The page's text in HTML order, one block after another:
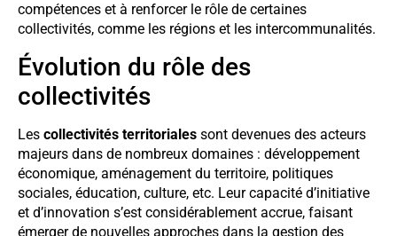
compétences et à renforcer le rôle de certaines
collectivités, comme les régions et les intercommunalités.
Évolution du rôle des
collectivités
Les collectivités territoriales sont devenues des acteurs
majeurs dans de nombreux domaines : développement
économique, aménagement du territoire, politiques
sociales, éducation, culture, etc. Leur capacité d’initiative
et d’innovation s’est considérablement accrue, faisant
émerger de nouvelles approches dans la gestion des